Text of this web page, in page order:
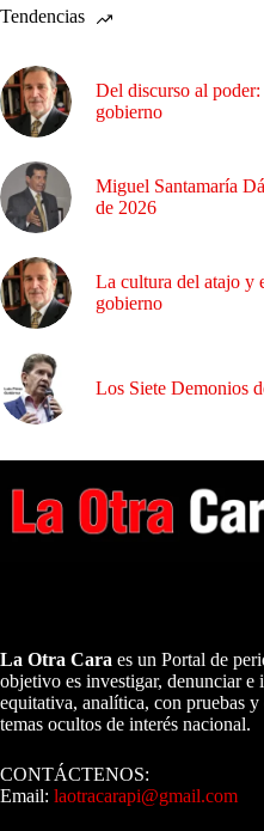
Tendencias
Del discurso al
gobierno
Miguel Santamaría
de 2026
La cultura del atajo y
gobierno
Los Siete Demonios
La Otra Cara es un Portal de
objetivo es investigar, denunciar e
equitativa, analítica, con pruebas
temas ocultos de interés nacional.
CONTÁCTENOS:
Email: laotracarapi@gmail.com